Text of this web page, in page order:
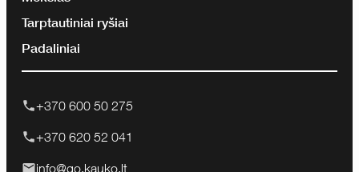
Tarptautiniai ryšiai
Padaliniai
+370 600 50 275
+370 620 52 041
info@go.kauko.lt